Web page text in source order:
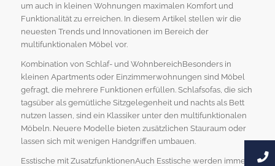
um auch in kleinen Wohnungen maximalen Komfort und
Funktionalität zu erreichen. In diesem Artikel stellen wir die
neuesten Trends und Innovationen im Bereich der
multifunktionalen Möbel vor.
Kombination von Schlaf- und WohnbereichBesonders in
kleinen Apartments oder Einzimmerwohnungen sind Möbel
gefragt, die mehrere Funktionen erfüllen. Schlafsofas, die sich
tagsüber als gemütliche Sitzgelegenheit und nachts als Bett
nutzen lassen, sind ein Klassiker unter den multifunktionalen
Möbeln. Neuere Modelle bieten zusätzlichen Stauraum oder
lassen sich mit wenigen Handgriffen umbauen.
Esstische mit ZusatzfunktionenAuch Esstische werden immer